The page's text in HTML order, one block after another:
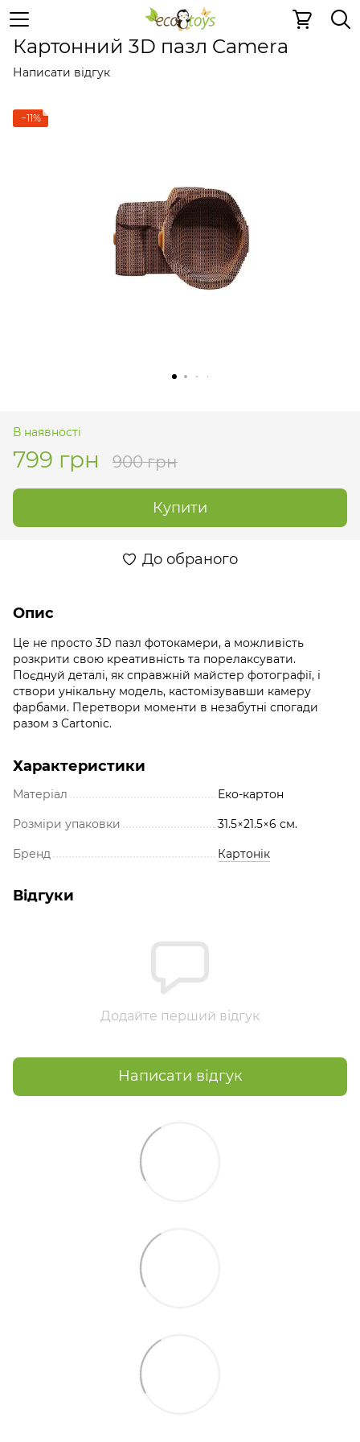
Картонні 3D-пазли Картонні 3D-пазли
Картонний 3D пазл Camera
Написати відгук
−11%
В наявності
799 грн 900 грн
Купити
До обраного
Опис
Це не просто 3D пазл фотокамери, а можливість
розкрити свою креативність та порелаксувати.
Поєднуй деталі, як справжній майстер фотографії, і
створи унікальну модель, кастомізувавши камеру
фарбами. Перетвори моменти в незабутні спогади
разом з Cartonic.
Характеристики
Матеріал Еко-картон
Розміри упаковки 31.5×21.5×6 см.
Бренд Картонік
Відгуки
Додайте перший відгук
Написати відгук